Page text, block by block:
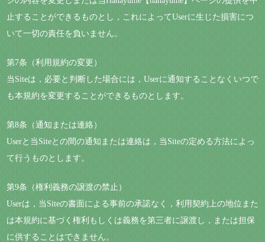
止することができるものとし，これによってUserに生じた損害につ
いて一切の責任を負いません。
第7条（利用規約の変更）
当Siteは，必要と判断した場合には，Userに通知することなくいつで
も本規約を変更することができるものとします。
第8条（通知または連絡）
Userと当Siteとの間の通知または連絡は，当Siteの定める方法によっ
て行うものとします。
第9条（権利義務の譲渡の禁止）
Userは，当Siteの書面による事前の承諾なく，利用契約上の地位また
は本規約に基づく権利もしくは義務を第三者に譲渡し，または担保
に供することはできません。